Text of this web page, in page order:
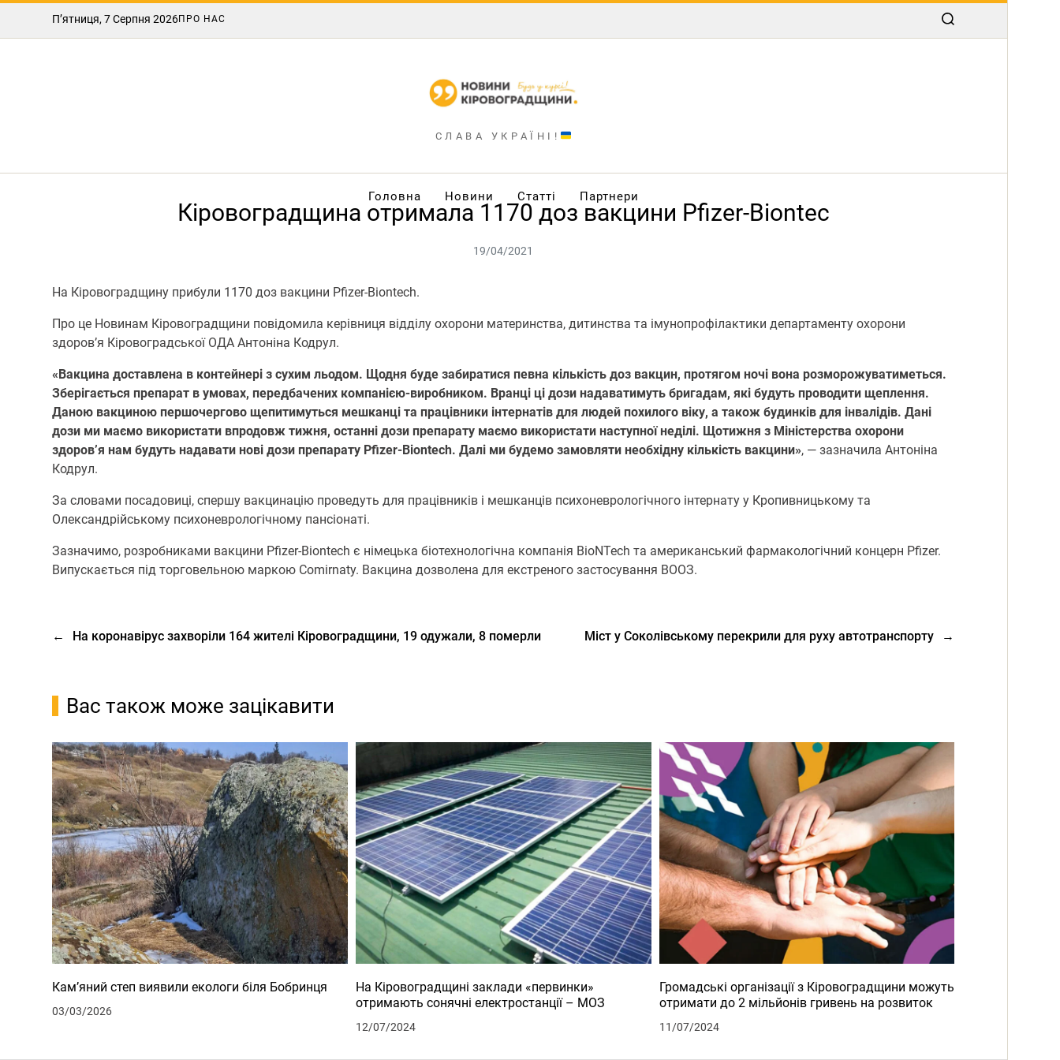
П’ятниця, 7 Серпня 2026ПРО НАС
СЛАВА УКРАЇНІ!
Головна Новини Статті Партнери
Кіровоградщина отримала 1170 доз вакцини Pfizer-Biontec
19/04/2021
На Кіровоградщину прибули 1170 доз вакцини Pfizer-Biontech.
Про це Новинам Кіровоградщини повідомила керівниця відділу охорони материнства, дитинства та імунопрофілактики департаменту охорони
здоров’я Кіровоградської ОДА Антоніна Кодрул.
«Вакцина доставлена в контейнері з сухим льодом. Щодня буде забиратися певна кількість доз вакцин, протягом ночі вона розморожуватиметься.
Зберігається препарат в умовах, передбачених компанією-виробником. Вранці ці дози надаватимуть бригадам, які будуть проводити щеплення.
Даною вакциною першочергово щепитимуться мешканці та працівники інтернатів для людей похилого віку, а також будинків для інвалідів. Дані
дози ми маємо використати впродовж тижня, останні дози препарату маємо використати наступної неділі. Щотижня з Міністерства охорони
здоров’я нам будуть надавати нові дози препарату Pfizer-Biontech. Далі ми будемо замовляти необхідну кількість вакцини», — зазначила Антоніна
Кодрул.
За словами посадовиці, спершу вакцинацію проведуть для працівників і мешканців психоневрологічного інтернату у Кропивницькому та
Олександрійському психоневрологічному пансіонаті.
Зазначимо, розробниками вакцини Pfizer-Biontech є німецька біотехнологічна компанія BioNTech та американський фармакологічний концерн Pfizer.
Випускається під торговельною маркою Comirnaty. Вакцина дозволена для екстреного застосування ВООЗ.
← На коронавірус захворіли 164 жителі Кіровоградщини, 19 одужали, 8 померли →
Міст у Соколівському перекрили для руху автотранспорту
Вас також може зацікавити
Кам’яний степ виявили екологи біля Бобринця
03/03/2026
На Кіровоградщині заклади «первинки»
отримають сонячні електростанції – МОЗ
12/07/2024
Громадські організації з Кіровоградщини можуть
отримати до 2 мільйонів гривень на розвиток
11/07/2024